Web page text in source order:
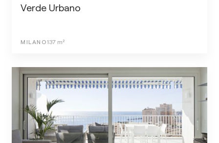
Verde Urbano
MILANO137 m²